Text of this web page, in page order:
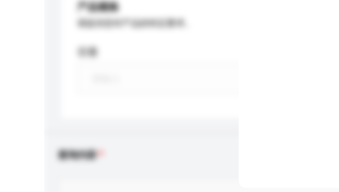
产品规格
容量
查询内容